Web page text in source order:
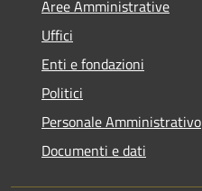
Aree Amministrative
Uffici
Enti e fondazioni
Politici
Personale Amministrativo
Documenti e dati